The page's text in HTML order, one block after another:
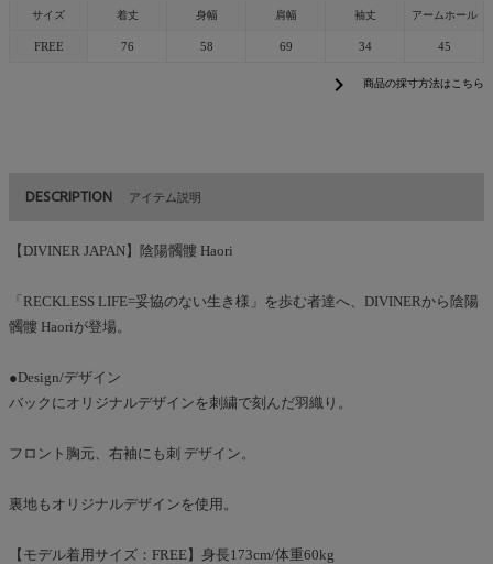
サイズ 着丈 身幅 肩幅 袖丈 アームホール
FREE 76 58 69 34 45
chevron_right 商品の採寸方法はこちら
DESCRIPTION アイテム説明
【DIVINER JAPAN】陰陽髑髏 Haori
「RECKLESS LIFE=妥協のない生き様」を歩む者達へ、DIVINERから陰陽
髑髏 Haoriが登場。
●Design/デザイン
バックにオリジナルデザインを刺繍で刻んだ羽織り。
フロント胸元、右袖にも刺 デザイン。
裏地もオリジナルデザインを使用。
【モデル着用サイズ：FREE】身長173cm/体重60kg